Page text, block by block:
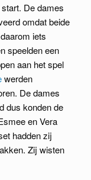
De dames
omdat beide
iets
speelden een
aan het spel
werden
De dames
dus konden de
en Vera
hadden zij
Zij wisten